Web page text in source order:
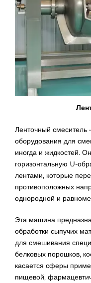
Ленточный
оборудования для
иногда и жидкостей.
горизонтальную U-
лентами, которые
противоположных
однородной и
Эта машина
обработки сыпучих
для смешивания
белковых порошков,
касается сферы
пищевой,